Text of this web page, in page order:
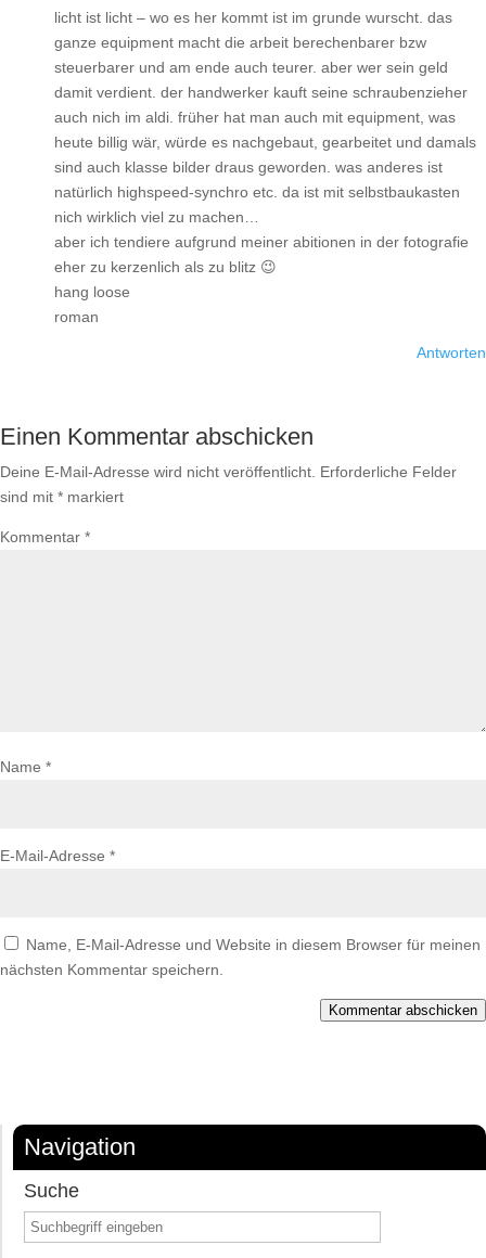
licht ist licht – wo es her kommt ist im grunde wurscht. das
ganze equipment macht die arbeit berechenbarer bzw
steuerbarer und am ende auch teurer. aber wer sein geld
damit verdient. der handwerker kauft seine schraubenzieher
auch nich im aldi. früher hat man auch mit equipment, was
heute billig wär, würde es nachgebaut, gearbeitet und damals
sind auch klasse bilder draus geworden. was anderes ist
natürlich highspeed-synchro etc. da ist mit selbstbaukasten
nich wirklich viel zu machen…
aber ich tendiere aufgrund meiner abitionen in der fotografie
eher zu kerzenlich als zu blitz 😉
hang loose
roman
Antworten
Einen Kommentar abschicken
Deine E-Mail-Adresse wird nicht veröffentlicht. Erforderliche Felder
sind mit * markiert
Kommentar *
Name *
E-Mail-Adresse *
Name, E-Mail-Adresse und Website in diesem Browser für meinen
nächsten Kommentar speichern.
Kommentar abschicken
Navigation
Suche